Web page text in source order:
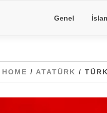
Genel
HOME / ATATÜRK /